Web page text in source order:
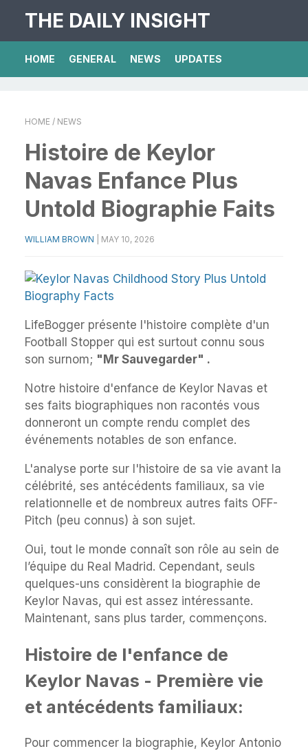
THE DAILY INSIGHT
HOME GENERAL NEWS UPDATES
HOME / NEWS
Histoire de Keylor
Navas Enfance Plus
Untold Biographie Faits
WILLIAM BROWN MAY 10, 2026
LifeBogger présente l'histoire complète d'un
Football Stopper qui est surtout connu sous
son surnom; " Mr Sauvegarder" .
Notre histoire d'enfance de Keylor Navas et
ses faits biographiques non racontés vous
donneront un compte rendu complet des
événements notables de son enfance.
L'analyse porte sur l'histoire de sa vie avant la
célébrité, ses antécédents familiaux, sa vie
relationnelle et de nombreux autres faits OFF-
Pitch (peu connus) à son sujet.
Oui, tout le monde connaît son rôle au sein de
l’équipe du Real Madrid. Cependant, seuls
quelques-uns considèrent la biographie de
Keylor Navas, qui est assez intéressante.
Maintenant, sans plus tarder, commençons.
Histoire de l'enfance de
Keylor Navas - Première vie
et antécédents familiaux:
Pour commencer la biographie, Keylor Antonio